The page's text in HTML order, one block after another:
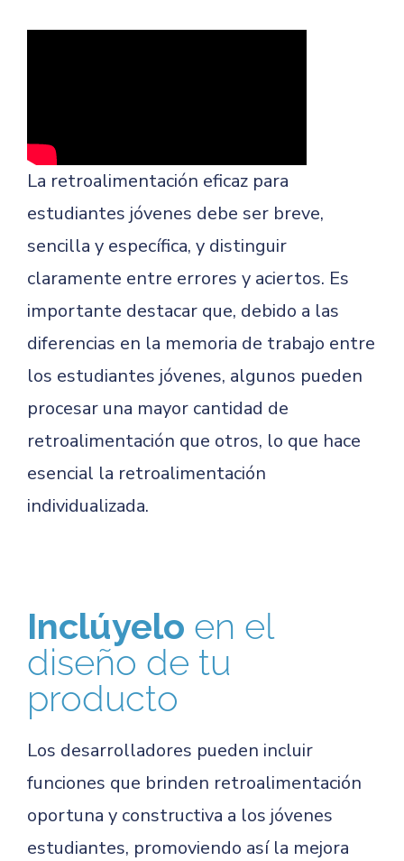
La retroalimentación eficaz para
estudiantes jóvenes debe ser breve,
sencilla y específica, y distinguir
claramente entre errores y aciertos. Es
importante destacar que, debido a las
diferencias en la memoria de trabajo entre
los estudiantes jóvenes, algunos pueden
procesar una mayor cantidad de
retroalimentación que otros, lo que hace
esencial la retroalimentación
individualizada.
Inclúyelo en el
diseño de tu
producto
Los desarrolladores pueden incluir
funciones que brinden retroalimentación
oportuna y constructiva a los jóvenes
estudiantes, promoviendo así la mejora